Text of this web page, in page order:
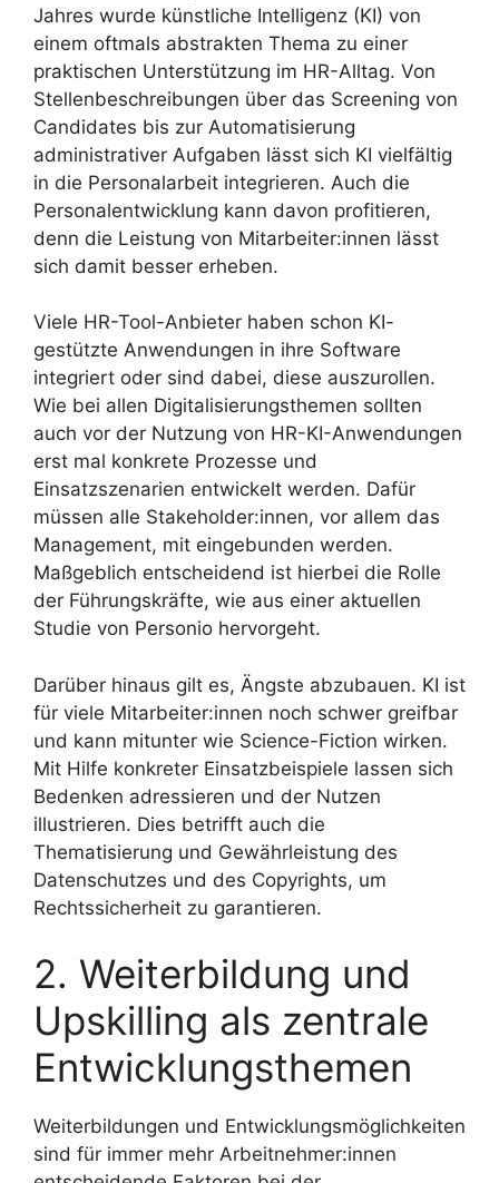
Jahres wurde künstliche Intelligenz (KI) von
einem oftmals abstrakten Thema zu einer
praktischen Unterstützung im HR-Alltag. Von
Stellenbeschreibungen über das Screening von
Candidates bis zur Automatisierung
administrativer Aufgaben lässt sich KI vielfältig
in die Personalarbeit integrieren. Auch die
Personalentwicklung kann davon profitieren,
denn die Leistung von Mitarbeiter:innen lässt
sich damit besser erheben.
Viele HR-Tool-Anbieter haben schon KI-
gestützte Anwendungen in ihre Software
integriert oder sind dabei, diese auszurollen.
Wie bei allen Digitalisierungsthemen sollten
auch vor der Nutzung von HR-KI-Anwendungen
erst mal konkrete Prozesse und
Einsatzszenarien entwickelt werden. Dafür
müssen alle Stakeholder:innen, vor allem das
Management, mit eingebunden werden.
Maßgeblich entscheidend ist hierbei die Rolle
der Führungskräfte, wie aus einer aktuellen
Studie von Personio hervorgeht.
Darüber hinaus gilt es, Ängste abzubauen. KI ist
für viele Mitarbeiter:innen noch schwer greifbar
und kann mitunter wie Science-Fiction wirken.
Mit Hilfe konkreter Einsatzbeispiele lassen sich
Bedenken adressieren und der Nutzen
illustrieren. Dies betrifft auch die
Thematisierung und Gewährleistung des
Datenschutzes und des Copyrights, um
Rechtssicherheit zu garantieren.
2. Weiterbildung und
Upskilling als zentrale
Entwicklungsthemen
Weiterbildungen und Entwicklungsmöglichkeiten
sind für immer mehr Arbeitnehmer:innen